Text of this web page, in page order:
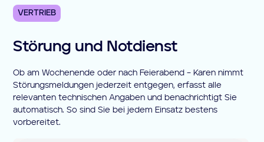
VERTRIEB
Störung und Notdienst
Ob am Wochenende oder nach Feierabend – Karen nimmt
Störungsmeldungen jederzeit entgegen, erfasst alle
relevanten technischen Angaben und benachrichtigt Sie
automatisch. So sind Sie bei jedem Einsatz bestens
vorbereitet.